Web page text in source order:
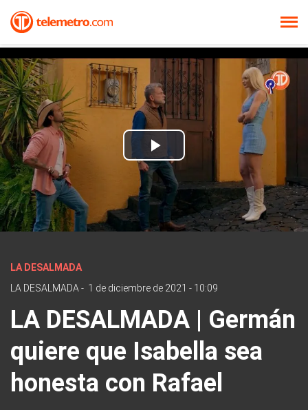
Play
Video
LA DESALMADA
LA DESALMADA - 1 de diciembre de 2021 - 10:09
LA DESALMADA | Germán
quiere que Isabella sea
honesta con Rafael